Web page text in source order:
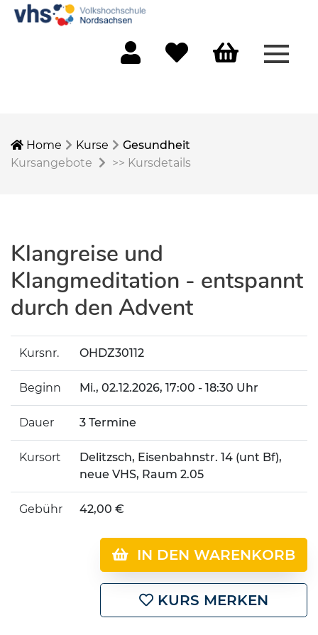
Home Kurse
Gesundheit
Kursangebote
>> Kursdetails
Klangreise und
Klangmeditation - entspannt
durch den Advent
Kursnr. OHDZ30112
Beginn Mi., 02.12.2026, 17:00 - 18:30 Uhr
Dauer 3 Termine
Kursort
Delitzsch, Eisenbahnstr. 14 (unt Bf),
neue VHS, Raum 2.05
Gebühr 42,00 €
IN DEN WARENKORB
KURS MERKEN